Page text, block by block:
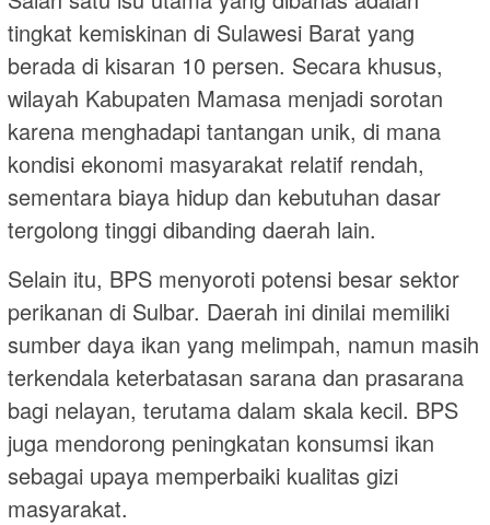
tingkat kemiskinan di Sulawesi Barat yang
berada di kisaran 10 persen. Secara khusus,
wilayah Kabupaten Mamasa menjadi sorotan
karena menghadapi tantangan unik, di mana
kondisi ekonomi masyarakat relatif rendah,
sementara biaya hidup dan kebutuhan dasar
tergolong tinggi dibanding daerah lain.
Selain itu, BPS menyoroti potensi besar sektor
perikanan di Sulbar. Daerah ini dinilai memiliki
sumber daya ikan yang melimpah, namun masih
terkendala keterbatasan sarana dan prasarana
bagi nelayan, terutama dalam skala kecil. BPS
juga mendorong peningkatan konsumsi ikan
sebagai upaya memperbaiki kualitas gizi
masyarakat.